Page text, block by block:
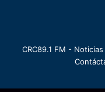
CRC89.1 FM -